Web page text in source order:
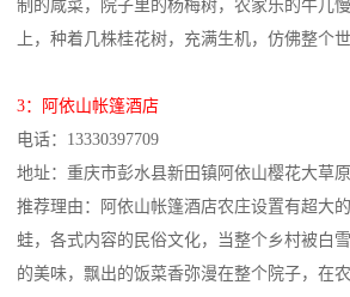
制的咸菜，院子里的杨梅树，农家乐的牛儿
上，种着几株桂花树，充满生机，仿佛整个
3：阿依山帐篷酒店
电话：13330397709
地址：重庆市彭水县新田镇阿依山樱花大草原
推荐理由：阿依山帐篷酒店农庄设置有超大
蛙，各式内容的民俗文化，当整个乡村被白
的美味，飘出的饭菜香弥漫在整个院子，在